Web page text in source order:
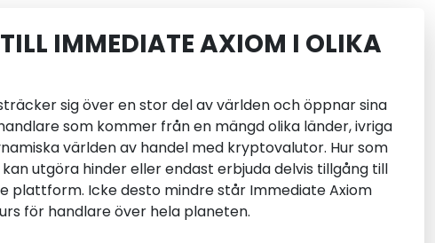
IMMEDIATE AXIOM I OLIKA
sig över en stor del av världen och öppnar sina
som kommer från en mängd olika länder, ivriga
världen av handel med kryptovalutor. Hur som
utgöra hinder eller endast erbjuda delvis tillgång till
plattform. Icke desto mindre står Immediate Axiom
för handlare över hela planeten.